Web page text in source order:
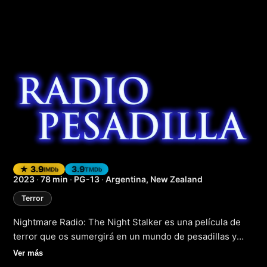
Nightmare Radio:
★ 3.9IMDb 3.9TMDb
2023 · 78 min · PG-13 · Argentina, New Zealand
Terror
Nightmare Radio: The Night Stalker es una película de
terror que os sumergirá en un mundo de pesadillas y
miedo. La trama sigue a un grupo de amigos que se
Ver más